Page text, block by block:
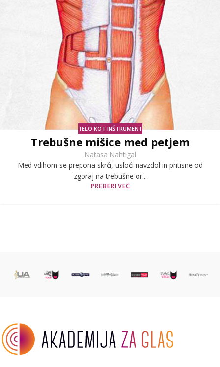
TELO KOT INŠTRUMENT
Trebušne mišice med petjem
Natasa Nahtigal
Med vdihom se prepona skrči, usloči navzdol in pritisne od
zgoraj na trebušne or...
PREBERI VEČ